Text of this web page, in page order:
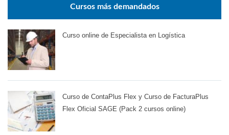
Cursos más demandados
Curso online de Especialista en Logística
Curso de ContaPlus Flex y Curso de FacturaPlus
Flex Oficial SAGE (Pack 2 cursos online)